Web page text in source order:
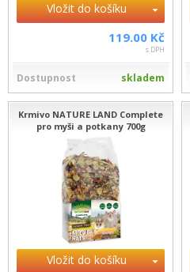
Vložit do košíku
119.00 Kč
s DPH
Dostupnost skladem
Krmivo NATURE LAND Complete
pro myši a potkany 700g
Vložit do košíku